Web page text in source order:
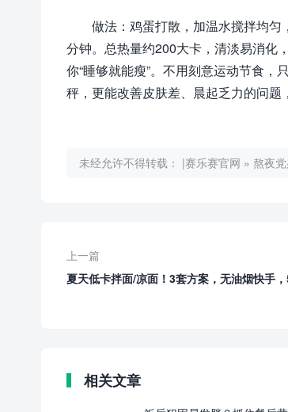
做法：鸡蛋打散，加温水搅拌均
分钟。总热量约200大卡，清淡易消化
你“睡够就能瘦”。不用刻意运动节食
秤，更能改善皮肤差、晨起乏力的问题
未经允许不得转载： |赛乐赛官网 » 熬夜
上一篇
夏天低卡拌面/凉面！3套方案，无油烟快手
相关文章